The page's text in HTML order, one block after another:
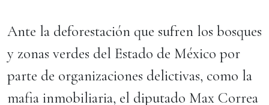
Ante la deforestación que sufren los bosques
y zonas verdes del Estado de México por
parte de organizaciones delictivas, como la
mafia inmobiliaria, el diputado Max Correa